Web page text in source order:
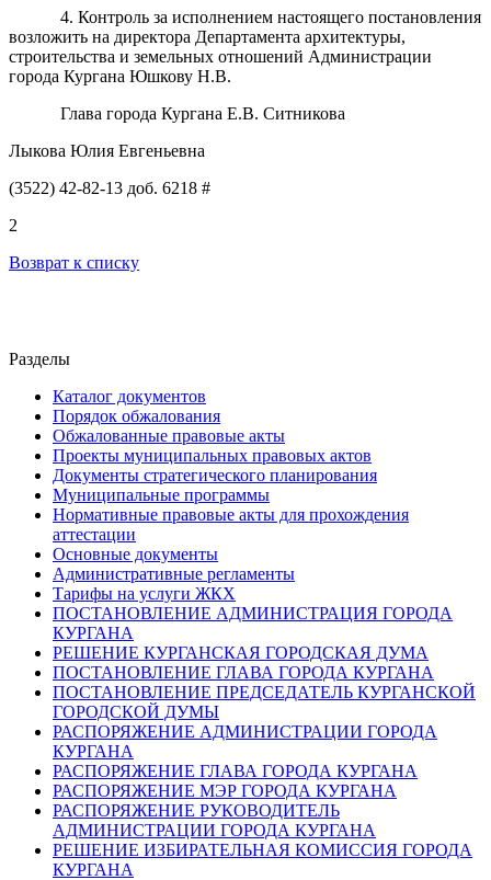
4. Контроль за исполнением настоящего постановления
возложить на директора Департамента архитектуры,
строительства и земельных отношений Администрации
города Кургана Юшкову Н.В.
Глава города Кургана Е.В. Ситникова
Лыкова Юлия Евгеньевна
(3522) 42-82-13 доб. 6218 #
2
Возврат к списку
Разделы
Каталог документов
Порядок обжалования
Обжалованные правовые акты
Проекты муниципальных правовых актов
Документы стратегического планирования
Муниципальные программы
Нормативные правовые акты для прохождения
аттестации
Основные документы
Административные регламенты
Тарифы на услуги ЖКХ
ПОСТАНОВЛЕНИЕ АДМИНИСТРАЦИЯ ГОРОДА
КУРГАНА
РЕШЕНИЕ КУРГАНСКАЯ ГОРОДСКАЯ ДУМА
ПОСТАНОВЛЕНИЕ ГЛАВА ГОРОДА КУРГАНА
ПОСТАНОВЛЕНИЕ ПРЕДСЕДАТЕЛЬ КУРГАНСКОЙ
ГОРОДСКОЙ ДУМЫ
РАСПОРЯЖЕНИЕ АДМИНИСТРАЦИИ ГОРОДА
КУРГАНА
РАСПОРЯЖЕНИЕ ГЛАВА ГОРОДА КУРГАНА
РАСПОРЯЖЕНИЕ МЭР ГОРОДА КУРГАНА
РАСПОРЯЖЕНИЕ РУКОВОДИТЕЛЬ
АДМИНИСТРАЦИИ ГОРОДА КУРГАНА
РЕШЕНИЕ ИЗБИРАТЕЛЬНАЯ КОМИССИЯ ГОРОДА
КУРГАНА